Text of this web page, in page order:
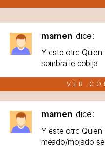
mamen dice:
Y este otro Quien
sombra le cobija
VER
mamen dice:
Y este otro Quien
meado/mojado